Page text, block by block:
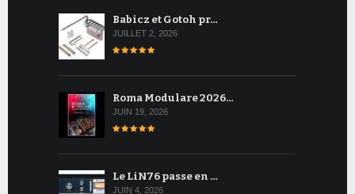
Babicz et Gotoh pr…
JUILLET 2, 2026
Roma Modulare 2026…
JUIN 19, 2026
Le LiN76 passe en …
JUIN 4, 2026